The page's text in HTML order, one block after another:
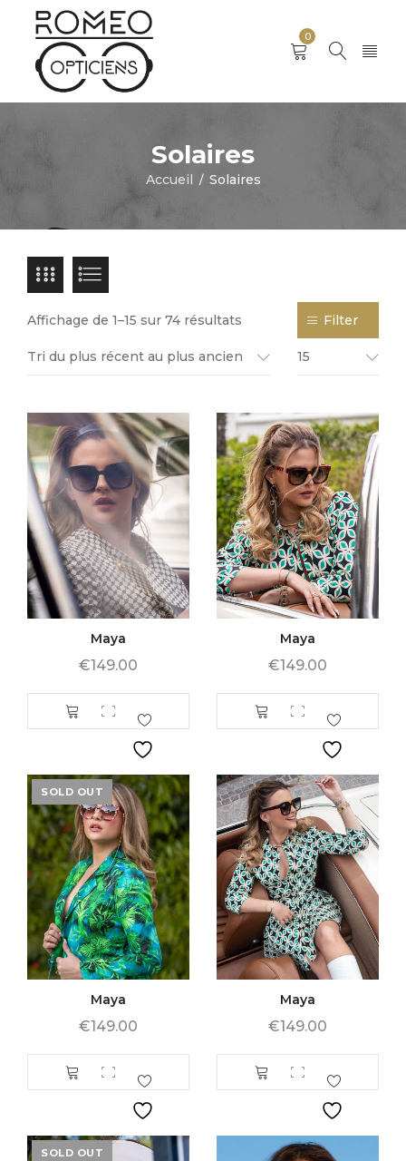
0
Solaires
Accueil / Solaires
Affichage de 1–15 sur 74 résultats Filter
Tri du plus récent au plus ancien 15
Maya
€149.00
Maya
€149.00
SOLD OUT
Maya
€149.00
Maya
€149.00
SOLD OUT